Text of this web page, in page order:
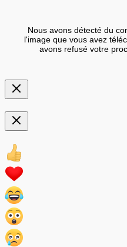
Nous avons détecté du
l'image que vous avez
avons refusé votre